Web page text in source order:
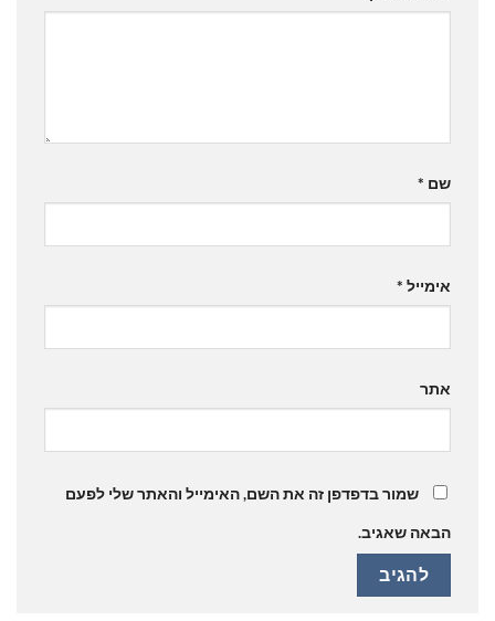
שם *
אימייל *
אתר
שמור בדפדפן זה את השם, האימייל והאתר שלי לפעם
הבאה שאגיב.